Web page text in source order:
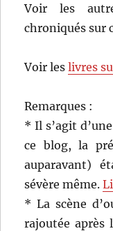
Voir les
chroniqués sur
Voir leslivres
Remarques :
* Il s’agit
ce blog, la
auparavant)
sévère même.
* La scène
rajoutée après